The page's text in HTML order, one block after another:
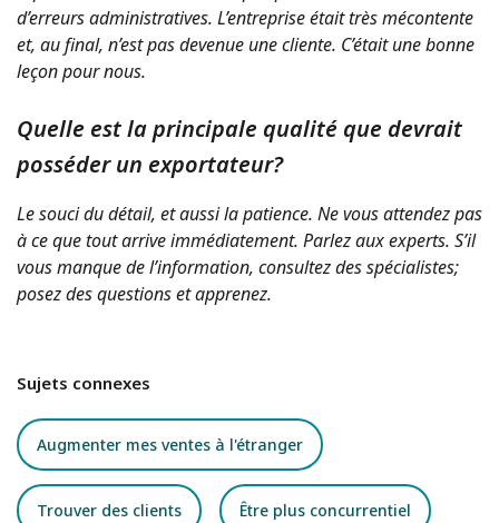
d’erreurs administratives. L’entreprise était très mécontente
et, au final, n’est pas devenue une cliente. C’était une bonne
leçon pour nous.
Quelle est la principale qualité que devrait
posséder un exportateur?
Le souci du détail, et aussi la patience. Ne vous attendez pas
à ce que tout arrive immédiatement. Parlez aux experts. S’il
vous manque de l’information, consultez des spécialistes;
posez des questions et apprenez.
Sujets connexes
Augmenter mes ventes à l'étranger
Trouver des clients Être plus concurrentiel